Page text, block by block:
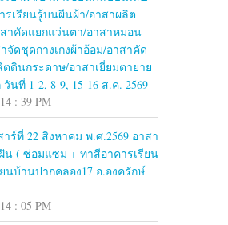
รเรียนรู้บนผืนผ้า/อาสาผลิต
าคัดแยกแว่นตา/อาสาหมอน
ดชุดกางเกงผ้าอ้อม/อาสาคัด
ดินกระดาษ/อาสาเยี่ยมตายาย
นที่ 1-2, 8-9, 15-16 ส.ค. 2569
: 39 PM
ร์ที่ 22 สิงหาคม พ.ศ.2569 อาสา
น ( ซ่อมแซม + ทาสีอาคารเรียน
นบ้านปากคลอง17 อ.องครักษ์
: 05 PM